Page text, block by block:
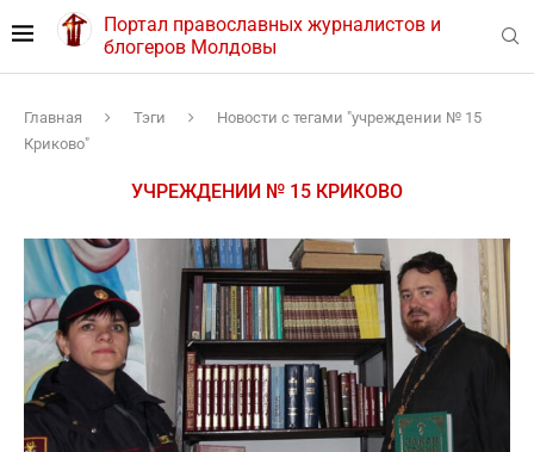
Портал православных журналистов и
блогеров Молдовы
Главная Тэги
Новости с тегами "учреждении № 15
Криково"
УЧРЕЖДЕНИИ № 15 КРИКОВО